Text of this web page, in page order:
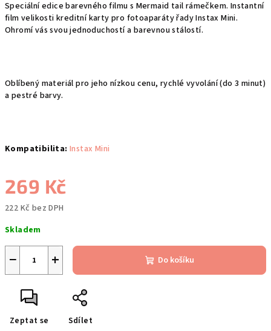
Speciální edice barevného filmu s Mermaid tail rámečkem. Instantní
film velikosti kreditní karty pro fotoaparáty řady Instax Mini.
Ohromí vás svou jednoduchostí a barevnou stálostí.
Oblíbený materiál pro jeho nízkou cenu, rychlé vyvolání (do 3 minut)
a pestré barvy.
Kompatibilita: Instax Mini
269 Kč
222 Kč bez DPH
cena:
Skladem
+
− Do košíku
Zeptat se Sdílet